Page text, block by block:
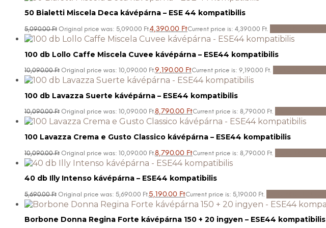
50 Bialetti Miscela Deca kávépárna – ESE 44 kompatibilis
5,090.00Ft Original price was: 5,090.00 Ft.4,390.00 FtCurrent price is: 4,390.00 Ft.
100 db Lollo Caffe Miscela Cuvee kávépárna – ESE44 kompatibilis
10,090.00Ft Original price was: 10,090.00 Ft.9,190.00 FtCurrent price is: 9,190.00 Ft.
100 db Lavazza Suerte kávépárna – ESE44 kompatibilis
10,090.00Ft Original price was: 10,090.00 Ft.8,790.00 FtCurrent price is: 8,790.00 Ft.
100 Lavazza Crema e Gusto Classico kávépárna – ESE44 kompatibilis
10,090.00Ft Original price was: 10,090.00 Ft.8,790.00 FtCurrent price is: 8,790.00 Ft.
40 db Illy Intenso kávépárna – ESE44 kompatibilis
5,690.00Ft Original price was: 5,690.00 Ft.5,190.00 FtCurrent price is: 5,190.00 Ft.
Borbone Donna Regina Forte kávépárna 150 + 20 ingyen – ESE44 kompatibilis